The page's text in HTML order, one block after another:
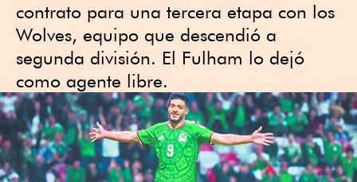
contrato para una tercera etapa con los
Wolves, equipo que descendió a
segunda división. El Fulham lo dejó
como agente libre.